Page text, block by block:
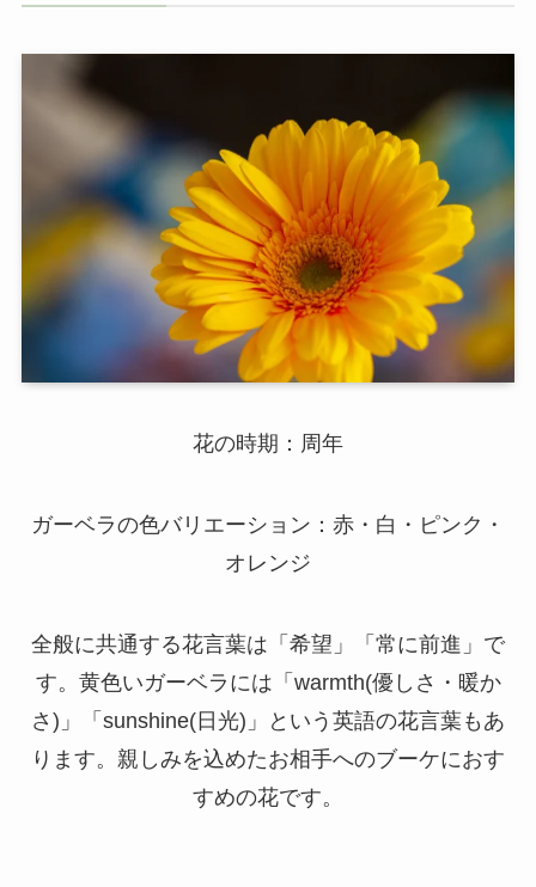
花の時期：周年
ガーベラの色バリエーション：赤・白・ピンク・
オレンジ
全般に共通する花言葉は「希望」「常に前進」で
す。黄色いガーベラには「warmth(優しさ・暖か
さ)」「sunshine(日光)」という英語の花言葉もあ
ります。親しみを込めたお相手へのブーケにおす
すめの花です。